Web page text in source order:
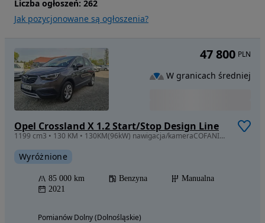
Liczba ogłoszeń: 262
Jak pozycjonowane są ogłoszenia?
Opel Crossland X 1.2 Start/Stop Design Line
1199 cm3 • 130 KM • 130KM(96kW) nawigacja/kameraCOFANIA/ledy/ZADBANY
Wyróżnione
85 000 km Benzyna
Manualna
2021
Pomianów Dolny (Dolnośląskie)
47 800 PLN
W granicach średniej